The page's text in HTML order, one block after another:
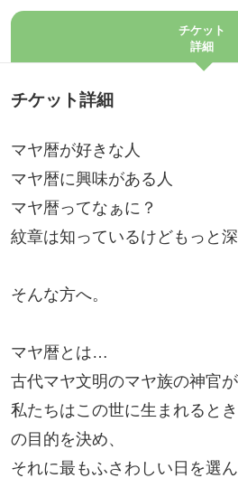
チケット
詳細
チケット詳細
マヤ暦が好きな人
マヤ暦に興味がある人
マヤ暦ってなぁに？
紋章は知っているけどもっと深
そんな方へ。
マヤ暦とは…
古代マヤ文明のマヤ族の神官
私たちはこの世に生まれると
の目的を決め、
それに最もふさわしい日を選